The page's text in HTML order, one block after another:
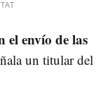
el envío de las
un titular del